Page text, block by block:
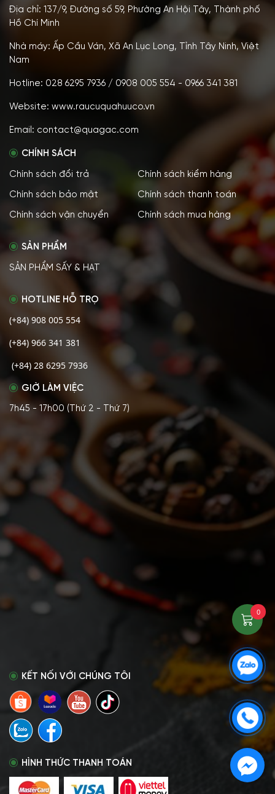
Địa chỉ: 137/9, Đường số 59, Phường An Hội Tây, Thành phố
Hồ Chí Minh
Nhà máy: Ấp Cầu Ván, Xã An Lục Long, Tỉnh Tây Ninh, Việt
Nam
Hotline: 028 6295 7936 / 0908 005 554 - 0966 341 381
Website: www.raucuquahuuco.vn
Email: contact@quagac.com
CHÍNH SÁCH
Chính sách đổi trả Chính sách kiểm hàng
Chính sách bảo mật Chính sách thanh toán
Chính sách vận chuyển Chính sách mua hàng
SẢN PHẨM
SẢN PHẨM SẤY & HẠT
HOTLINE HỖ TRỌ
(+84) 908 005 554
(+84) 966 341 381
(+84) 28 6295 7936
GIỜ LÀM VIỆC
7h45 - 17h00 (Thứ 2 - Thứ 7)
KẾT NỐI VỚI CHÚNG TÔI
HÌNH THỨC THANH TOÁN
0